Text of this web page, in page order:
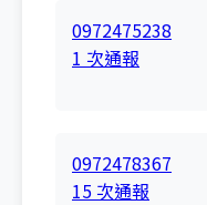
0972475238
1 次通報
0972478367
15 次通報